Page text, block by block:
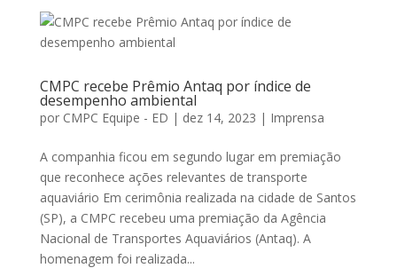
CMPC recebe Prêmio Antaq por índice de
desempenho ambiental
por CMPC Equipe - ED | dez 14, 2023 | Imprensa
A companhia ficou em segundo lugar em premiação
que reconhece ações relevantes de transporte
aquaviário Em cerimônia realizada na cidade de Santos
(SP), a CMPC recebeu uma premiação da Agência
Nacional de Transportes Aquaviários (Antaq). A
homenagem foi realizada...